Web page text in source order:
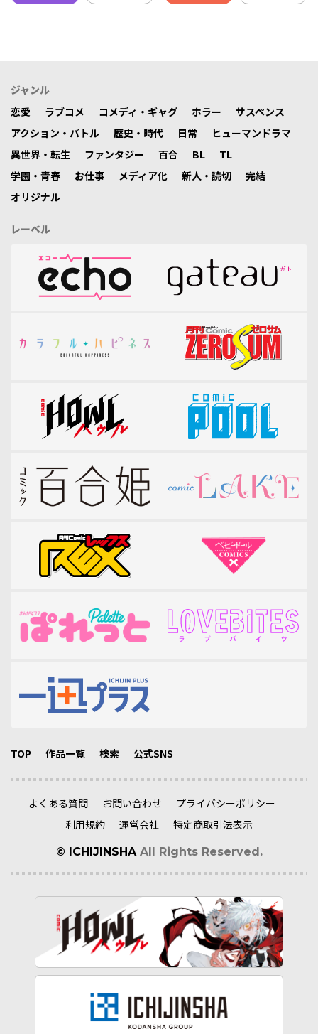
ジャンル
恋愛
ラブコメ コメディ・ギャグ ホラー
サスペンス
アクション・バトル
歴史・時代 日常
ヒューマンドラマ
異世界・転生
ファンタジー 百合 BL
TL
学園・青春
お仕事 メディア化 新人・読切
完結
オリジナル
レーベル
TOP 作品一覧 検索 公式SNS
よくある質問 お問い合わせ
プライバシーポリシー
利用規約
運営会社 特定商取引法表示
© ICHIJINSHA All Rights Reserved.